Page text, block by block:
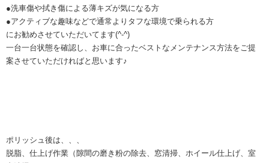
●洗車傷や拭き傷による薄キズが気になる方
●アクティブな趣味などで通常よりタフな環境で乗られる方
にお勧めさせていただいてます(^-^)
一台一台状態を確認し、お車に合ったベストなメンテナンス方法をご提
案させていただければと思います♪
ポリッシュ後は、、、
脱脂、仕上げ作業（隙間の磨き粉の除去、窓清掃、ホイール仕上げ、室